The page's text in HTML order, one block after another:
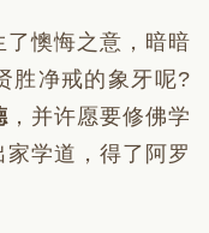
懊悔之意，暗暗
胜净戒的象牙呢?
，并许愿要修佛学
学道，得了阿罗